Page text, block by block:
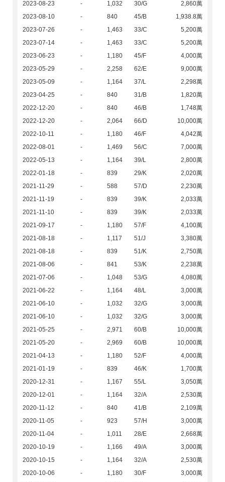
2023-08-23 - 1,032 30/G
2,860萬
2023-08-10
- 840 45/B
1,938.8萬
2023-07-26
- 1,463 33/C
5,200萬
2023-07-14
- 1,463 33/C
5,200萬
2023-06-23
- 1,180 45/F
4,000萬
2023-05-29
- 2,258 62/E
9,000萬
2023-05-09
- 1,164 37/L
2,298萬
2023-04-25
- 840 31/B
1,820萬
2022-12-20
- 840 46/B
1,748萬
2022-12-20
- 2,064 66/D
10,000萬
2022-10-11
- 1,180 46/F
4,042萬
2022-08-01
- 1,469 56/C
7,000萬
2022-05-13
- 1,164 39/L
2,800萬
2022-01-18
- 839 29/K
2,020萬
2021-11-29
- 588 57/D
2,230萬
2021-11-19
- 839 39/K
2,033萬
2021-11-10
- 839 39/K
2,033萬
2021-09-17
- 1,180 57/F
4,100萬
2021-08-18
- 1,117 51/J
3,380萬
2021-08-18
- 839 51/K
2,750萬
2021-08-06
- 841 53/K
2,238萬
2021-07-06
- 1,048 53/G
4,080萬
2021-06-22
- 1,164 48/L
3,000萬
2021-06-10
- 1,032 32/G
3,000萬
2021-06-10
- 1,032 32/G
3,000萬
2021-05-25
- 2,971 60/B
10,000萬
2021-05-20
- 2,969 60/B
10,000萬
2021-04-13
- 1,180 52/F
4,000萬
2021-01-19
- 839 46/K
1,700萬
2020-12-31
- 1,167 55/L
3,050萬
2020-12-01
- 1,164 32/A
2,530萬
2020-11-12
- 840 41/B
2,109萬
2020-11-05
- 923 57/H
3,000萬
2020-11-04
- 1,011 28/E
2,668萬
2020-10-19
- 1,166 49/A
3,000萬
2020-10-15
- 1,164 32/A
2,530萬
2020-10-06
- 1,180 30/F
3,000萬